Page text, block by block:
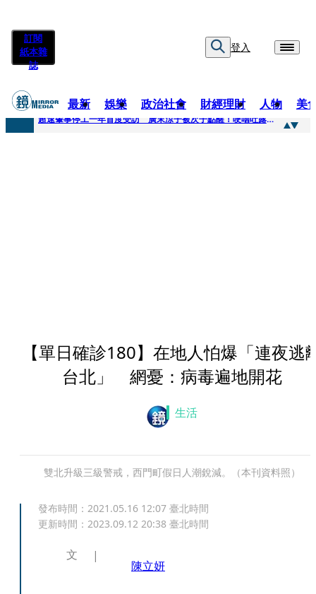
訂閱
紙本雜
誌
登入
最新 娛樂 政治社會 財經理財 人物 美
快訊
超速肇事停工一年首度受訪 廣末涼子被次子點醒！哽咽吐露：不再偽裝完美
【單日確診180】在地人怕爆「連夜逃
台北」 網憂：病毒遍地開花
生活
雙北升級三級警戒，西門町假日人潮銳減。（本刊資料照）
發布時間： 2021.05.16 12:07 臺北時間
更新時間： 2023.09.12 20:38 臺北時間
文
陳立妍